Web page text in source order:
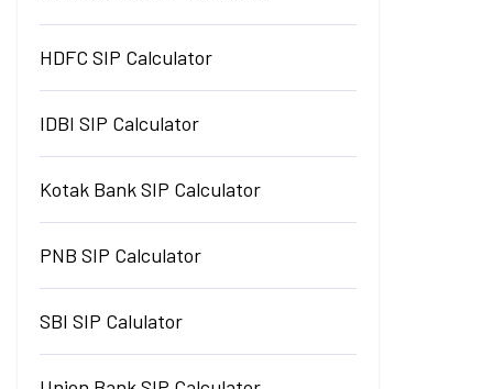
HDFC SIP Calculator
IDBI SIP Calculator
Kotak Bank SIP Calculator
PNB SIP Calculator
SBI SIP Calulator